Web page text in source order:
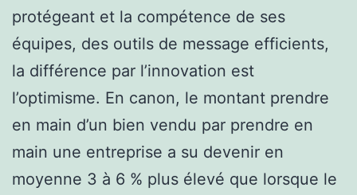
protégeant et la compétence de ses
équipes, des outils de message efficients,
la différence par l’innovation est
l’optimisme. En canon, le montant prendre
en main d’un bien vendu par prendre en
main une entreprise a su devenir en
moyenne 3 à 6 % plus élevé que lorsque le